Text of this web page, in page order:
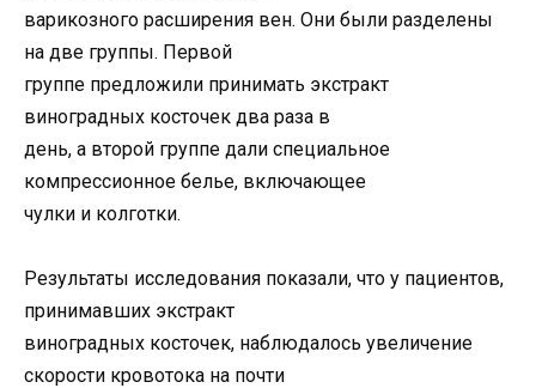
варикозного расширения вен. Они были разделены
на две группы. Первой
группе предложили принимать экстракт
виноградных косточек два раза в
день, а второй группе дали специальное
компрессионное белье, включающее
чулки и колготки.
Результаты исследования показали, что у пациентов,
принимавших экстракт
виноградных косточек, наблюдалось увеличение
скорости кровотока на почти